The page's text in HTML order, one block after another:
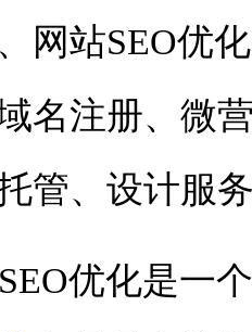
网站SEO优
名注册、微
管、设计服
SEO优化是一